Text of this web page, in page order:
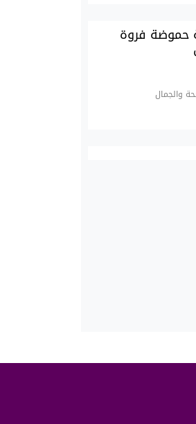
فروة
والجمال